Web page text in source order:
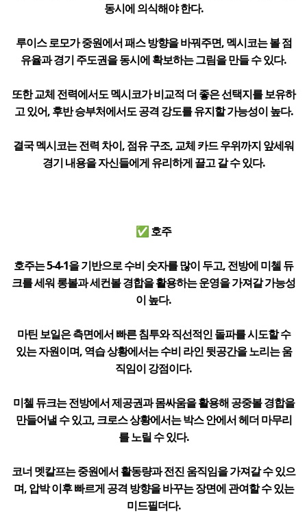
동시에 의식해야 한다.
루이스 로모가 중원에서 패스 방향을 바꿔주면, 멕시코는 볼 점
유율과 경기 주도권을 동시에 확보하는 그림을 만들 수 있다.
또한 교체 전력에서도 멕시코가 비교적 더 좋은 선택지를 보유하
고 있어, 후반 승부처에서도 공격 강도를 유지할 가능성이 높다.
결국 멕시코는 전력 차이, 점유 구조, 교체 카드 우위까지 앞세워
경기 내용을 자신들에게 유리하게 끌고 갈 수 있다.
✅ 호주
호주는 5-4-1을 기반으로 수비 숫자를 많이 두고, 전방에 미첼 듀
크를 세워 롱볼과 세컨볼 경합을 활용하는 운영을 가져갈 가능성
이 높다.
마틴 보일은 측면에서 빠른 침투와 직선적인 돌파를 시도할 수
있는 자원이며, 역습 상황에서는 수비 라인 뒷공간을 노리는 움
직임이 강점이다.
미첼 듀크는 전방에서 제공권과 몸싸움을 활용해 공중볼 경합을
만들어낼 수 있고, 크로스 상황에서는 박스 안에서 헤더 마무리
를 노릴 수 있다.
코너 멧칼프는 중원에서 활동량과 전진 움직임을 가져갈 수 있으
며, 압박 이후 빠르게 공격 방향을 바꾸는 장면에 관여할 수 있는
미드필더다.